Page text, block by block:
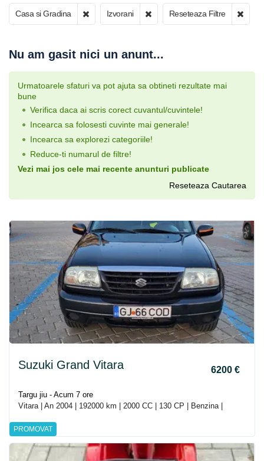
Casa si Gradina Izvorani Reseteaza Filtre
Nu am gasit nici un anunt...
Urmatoarele sfaturi va pot ajuta sa obtineti rezultate mai
bune
Verifica daca ai scris corect cuvantul/cuvintele!
Incearca sa folosesti cuvinte mai generale!
Incearca sa explorezi categoriile!
Reduce-ti numarul de filtre!
Vezi mai jos cele mai recente anunturi publicate
Reseteaza Cautarea
PROMOVAT
Suzuki Grand Vitara 6200 €
Targu jiu - Acum 7 ore
Vitara | An 2004 | 192000 km | 2000 CC | 130 CP | Benzina |